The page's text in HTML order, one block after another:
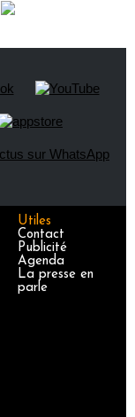
Utiles
Contact
Publicité
Agenda
La presse en
parle